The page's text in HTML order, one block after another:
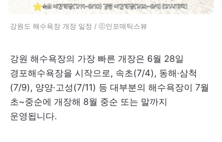
강원도 해수욕장 개장 일정 / ⓒ인포매틱스뷰
강원 해수욕장의 가장 빠른 개장은 6월 28일
경포해수욕장을 시작으로, 속초(7/4), 동해·삼척
(7/9), 양양·고성(7/11) 등 대부분의 해수욕장이 7월
초~중순에 개장해 8월 중순 또는 말까지
운영됩니다.